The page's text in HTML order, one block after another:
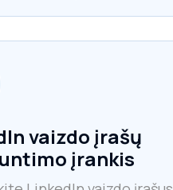
vaizdo įrašų
įrankis